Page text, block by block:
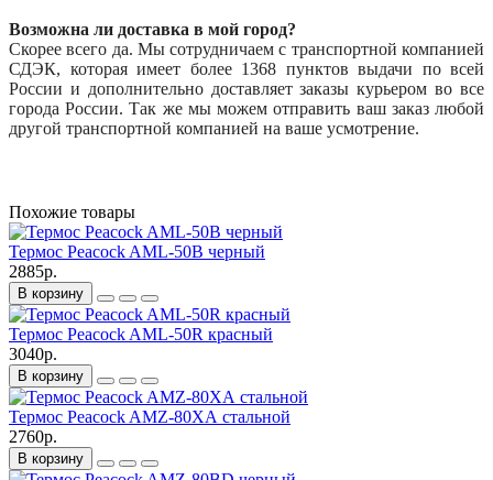
Возможна ли доставка в мой город?
Скорее всего да. Мы сотрудничаем с транспортной компанией
СДЭК, которая имеет более 1368 пунктов выдачи по всей
России и дополнительно доставляет заказы курьером во все
города России. Так же мы можем отправить ваш заказ любой
другой транспортной компанией на ваше усмотрение.
Похожие товары
Термос Peacock AML-50B черный
2885р.
В корзину
Термос Peacock AML-50R красный
3040р.
В корзину
Термос Peacock AMZ-80ХА стальной
2760р.
В корзину